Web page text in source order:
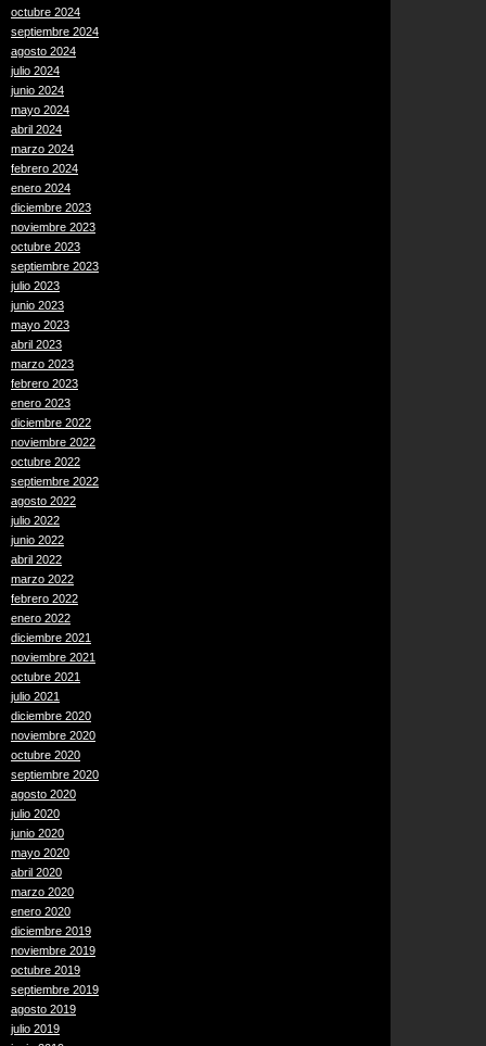
octubre 2024
septiembre 2024
agosto 2024
julio 2024
junio 2024
mayo 2024
abril 2024
marzo 2024
febrero 2024
enero 2024
diciembre 2023
noviembre 2023
octubre 2023
septiembre 2023
julio 2023
junio 2023
mayo 2023
abril 2023
marzo 2023
febrero 2023
enero 2023
diciembre 2022
noviembre 2022
octubre 2022
septiembre 2022
agosto 2022
julio 2022
junio 2022
abril 2022
marzo 2022
febrero 2022
enero 2022
diciembre 2021
noviembre 2021
octubre 2021
julio 2021
diciembre 2020
noviembre 2020
octubre 2020
septiembre 2020
agosto 2020
julio 2020
junio 2020
mayo 2020
abril 2020
marzo 2020
enero 2020
diciembre 2019
noviembre 2019
octubre 2019
septiembre 2019
agosto 2019
julio 2019